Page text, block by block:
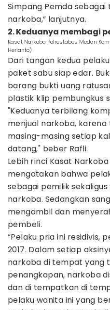
Simpang Pemda
narkoba,” lanjutnya.
2. Keduanya membagi
Kasat Narkoba Polrestabes Medan
Herianto)
Dari tangan kedua
paket sabu siap edar.
barang bukti uang
plastik klip pembungkus
"Keduanya terbilang
menjual narkoba,
masing-masing setiap
datang," beber Rafli.
Lebih rinci Kasat
mengatakan bahwa
sebagai pemilik
narkoba. Sedangkan
mengambil dan
pembeli.
“Pelaku pria ini residivis,
2017. Dalam setiap
narkoba di tempat yang
penangkapan, narkoba
dan di tempatkan di
pelaku wanita ini yang